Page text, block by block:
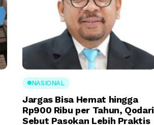
NASIONAL
Jargas Bisa Hemat hingga
Rp900 Ribu per Tahun, Qodari
Sebut Pasokan Lebih Praktis